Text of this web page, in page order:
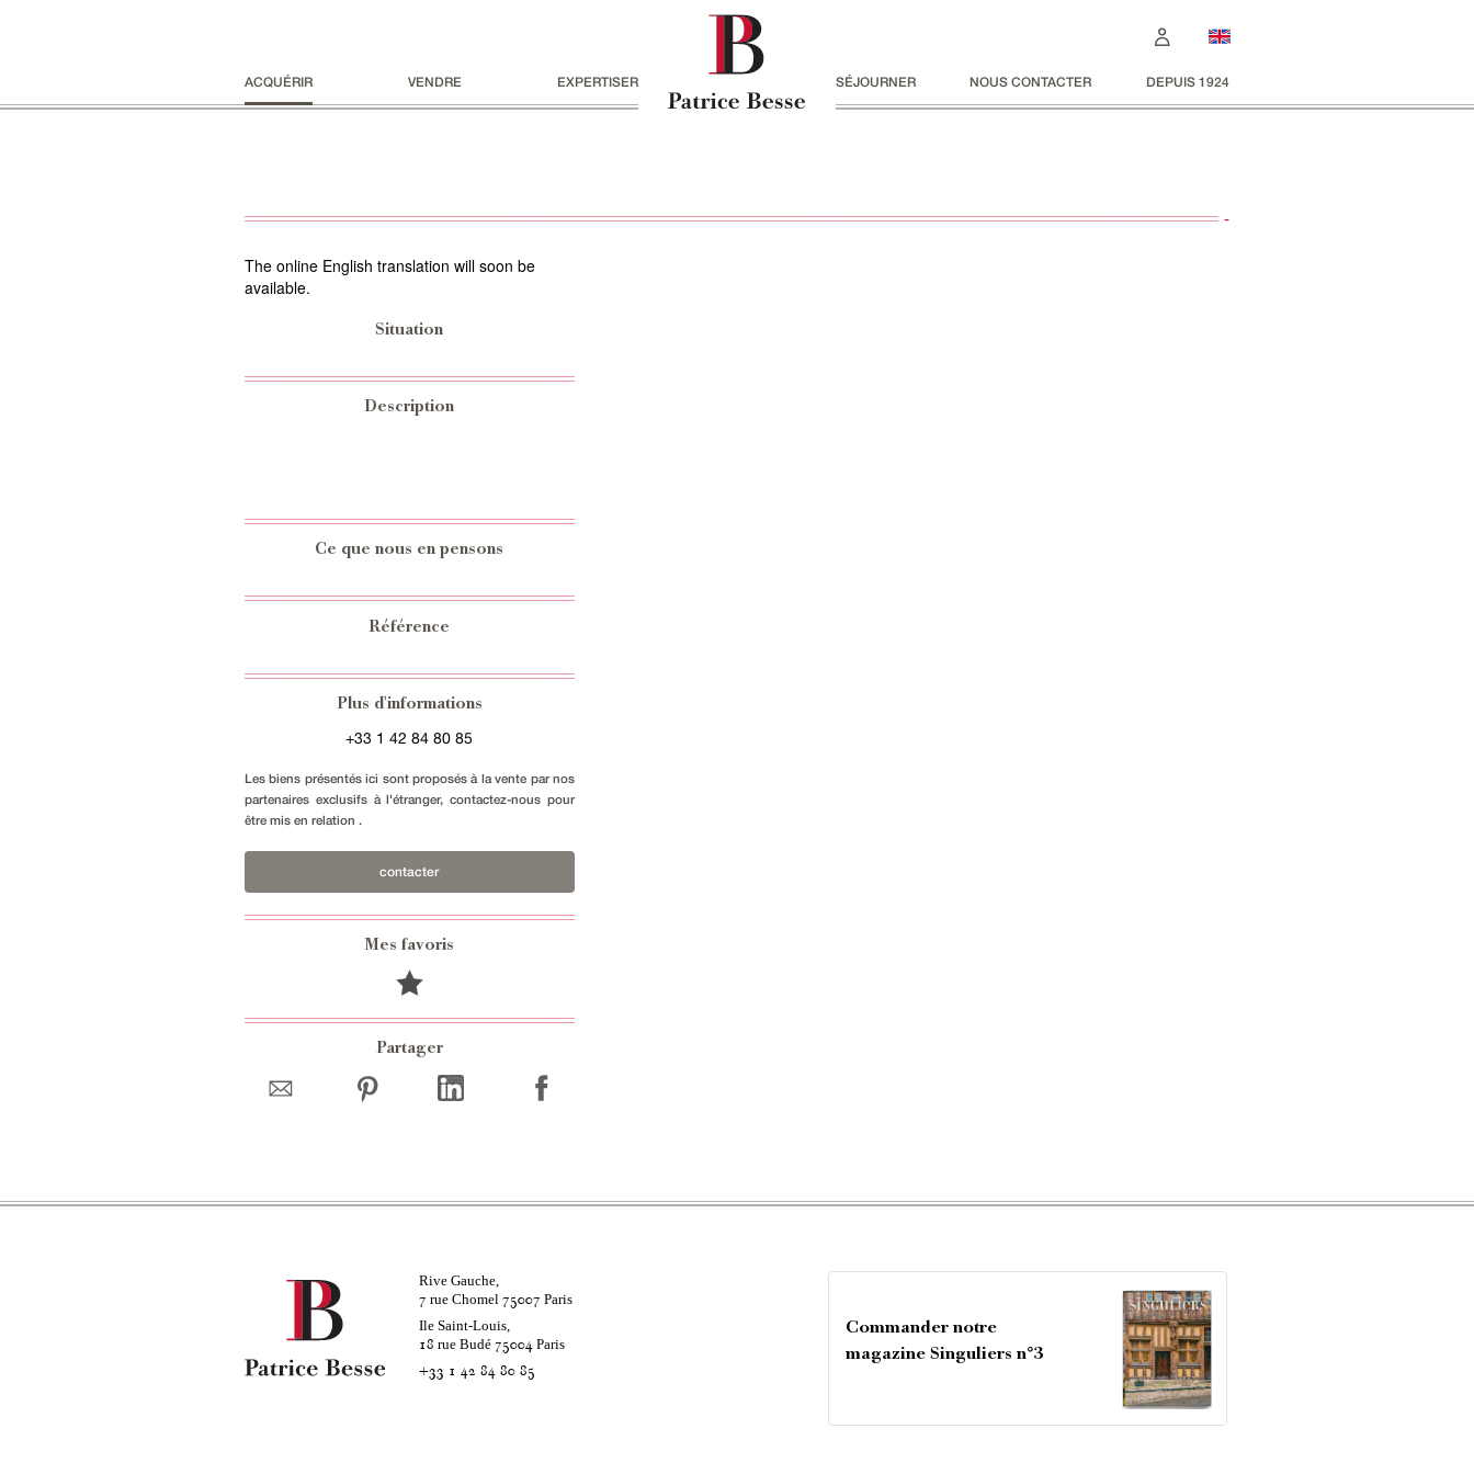
ACQUÉRIR VENDRE EXPERTISER SÉJOURNER NOUS CONTACTER DEPUIS 1924
-
The online English translation will soon be
available.
Situation
Description
Ce que nous en pensons
Référence
Plus d'informations
+33 1 42 84 80 85
Les biens présentés ici sont proposés à la vente par nos
partenaires exclusifs à l'étranger, contactez-nous pour
être mis en relation .
contacter
Mes favoris
Partager
Rive Gauche,
7 rue Chomel 75007 Paris
Ile Saint-Louis,
18 rue Budé 75004Paris
+33 1 42 84 80 85
Commander notre
magazine Singuliers n°3